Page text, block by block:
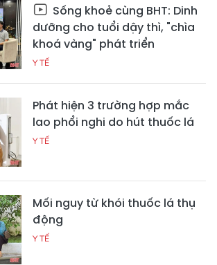
Sống khoẻ cùng BHT: Dinh
dưỡng cho tuổi dậy thì, "chìa
khoá vàng" phát triển
Y TẾ
Phát hiện 3 trường hợp mắc
lao phổi nghi do hút thuốc lá
Y TẾ
Mối nguy từ khói thuốc lá thụ
động
Y TẾ